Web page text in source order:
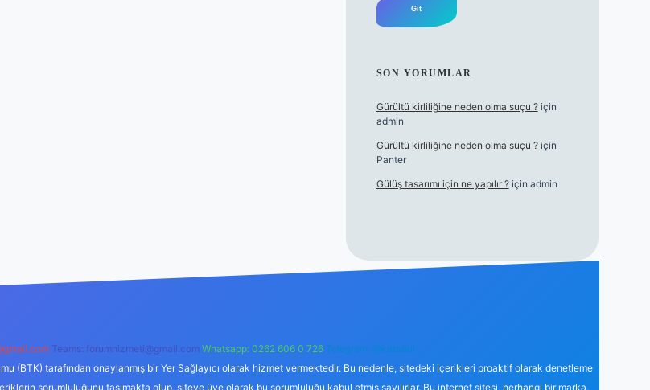
SON YORUMLAR
Gürültü kirliliğine neden olma suçu ?için
admin
Gürültü kirliliğine neden olma suçu ?için
Panter
Gülüş tasarımı için ne yapılır ?için admin
Teams: forumhizmeti@gmail.com Whatsapp: 0262 606 0 726 Telegram: @karabul
(BTK) tarafından onaylanmış bir Yer Sağlayıcı olarak hizmet vermektedir. Bu nedenle, sitedeki içerikleri proaktif olarak denetleme
sorumluluğunu taşımakta olup, siteye üye olarak bu sorumluluğu kabul etmiş sayılırlar. Bu internet sitesi, herhangi bir marka,